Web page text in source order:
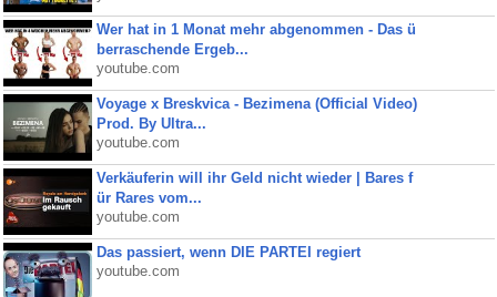
Wer hat in 1 Monat mehr abgenommen - Das ü
berraschende Ergeb...
youtube.com
Voyage x Breskvica - Bezimena (Official Video)
Prod. By Ultra...
youtube.com
Verkäuferin will ihr Geld nicht wieder | Bares f
ür Rares vom...
youtube.com
Das passiert, wenn DIE PARTEI regiert
youtube.com